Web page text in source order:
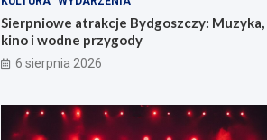
Sierpniowe atrakcje Bydgoszczy: Muzyka,
kino i wodne przygody
6 sierpnia 2026